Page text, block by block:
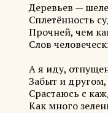
Деревьев —
Сплетённость
Прочней, чем
Слов
А я иду,
Забыт и
Срастаюсь с
Как много